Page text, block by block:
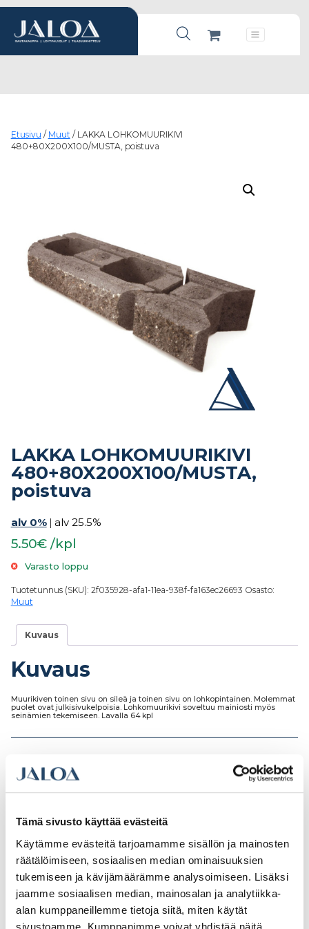
Tämä sivusto käyttää evästeitä
Käytämme evästeitä tarjoamamme sisällön ja mainosten
räätälöimiseen, sosiaalisen median ominaisuuksien
tukemiseen ja kävijämäärämme analysoimiseen. Lisäksi
jaamme sosiaalisen median, mainosalan ja analytiikka-
alan kumppaneillemme tietoja siitä, miten käytät
sivustoamme. Kumppanimme voivat yhdistää näitä
Products search
Päävalikko
Etusivu / Muut/ LAKKA LOHKOMUURIKIVI
480+80X200X100/MUSTA, poistuva
LAKKA LOHKOMUURIKIVI
480+80X200X100/MUSTA,
poistuva
alv 0% | alv 25.5%
5.50€ /kpl
Varasto loppu
Tuotetunnus (SKU): 2f035928-afa1-11ea-938f-fa163ec26693 Osasto:
Muut
Kuvaus
Kuvaus
Muurikiven toinen sivu on sileä ja toinen sivu on lohkopintainen. Molemmat
puolet ovat julkisivukelpoisia. Lohkomuurikivi soveltuu mainiosti myös
seinämien tekemiseen. Lavalla 64 kpl
Tutustu myös